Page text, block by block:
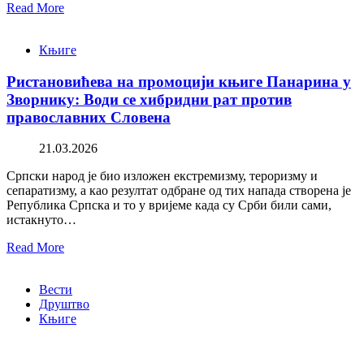
Read More
Књиге
Ристановићева на промоцији књиге Панарина у
Зворнику: Води се хибридни рат против
православних Словена
21.03.2026
Српски народ је био изложен екстремизму, тероризму и
сепаратизму, а као резултат одбране од тих напада створена је
Република Српска и то у вријеме када су Срби били сами,
истакнуто…
Read More
Вести
Друштво
Књиге